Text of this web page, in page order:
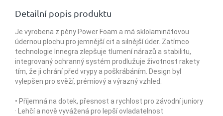
Detailní popis produktu
Je vyrobena z pěny Power Foam a má sklolaminátovou
údernou plochu pro jemnější cit a silnější úder. Zatímco
technologie Innegra zlepšuje tlumení nárazů a stabilitu,
integrovaný ochranný systém prodlužuje životnost rakety
tím, že ji chrání před vrypy a poškrábáním. Design byl
vylepšen pro svěží, prémiový a výrazný vzhled.
• Příjemná na dotek, přesnost a rychlost pro závodní juniory
· Lehčí a nově vyvážená pro lepší ovladatelnost